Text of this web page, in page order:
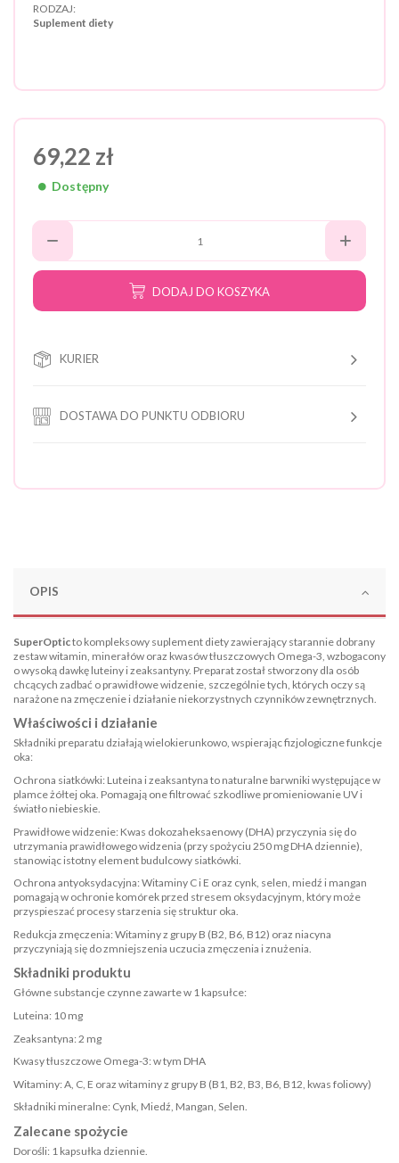
RODZAJ:
Suplement diety
69,22 zł
Dostępny
DODAJ DO KOSZYKA
KURIER
DOSTAWA DO PUNKTU ODBIORU
OPIS
SuperOpticto kompleksowy suplement diety zawierający starannie dobrany
zestaw witamin, minerałów oraz kwasów tłuszczowych Omega-3, wzbogacony
o wysoką dawkę luteiny i zeaksantyny. Preparat został stworzony dla osób
chcących zadbać o prawidłowe widzenie, szczególnie tych, których oczy są
narażone na zmęczenie i działanie niekorzystnych czynników zewnętrznych.
Właściwości i działanie
Składniki preparatu działają wielokierunkowo, wspierając fizjologiczne funkcje
oka:
Ochrona siatkówki: Luteina i zeaksantyna to naturalne barwniki występujące w
plamce żółtej oka. Pomagają one filtrować szkodliwe promieniowanie UV i
światło niebieskie.
Prawidłowe widzenie: Kwas dokozaheksaenowy (DHA) przyczynia się do
utrzymania prawidłowego widzenia (przy spożyciu 250 mg DHA dziennie),
stanowiąc istotny element budulcowy siatkówki.
Ochrona antyoksydacyjna: Witaminy C i E oraz cynk, selen, miedź i mangan
pomagają w ochronie komórek przed stresem oksydacyjnym, który może
przyspieszać procesy starzenia się struktur oka.
Redukcja zmęczenia: Witaminy z grupy B (B2, B6, B12) oraz niacyna
przyczyniają się do zmniejszenia uczucia zmęczenia i znużenia.
Składniki produktu
Główne substancje czynne zawarte w 1 kapsułce:
Luteina: 10 mg
Zeaksantyna: 2 mg
Kwasy tłuszczowe Omega-3: w tym DHA
Witaminy: A, C, E oraz witaminy z grupy B (B1, B2, B3, B6, B12, kwas foliowy)
Składniki mineralne: Cynk, Miedź, Mangan, Selen.
Zalecane spożycie
Dorośli: 1 kapsułka dziennie.